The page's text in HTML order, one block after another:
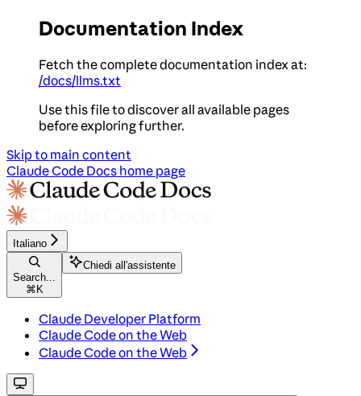
Documentation Index
Fetch the complete documentation index at:
/docs/llms.txt
Use this file to discover all available pages
before exploring further.
Skip to main content
Claude Code Docs home page
Italiano
Search...
⌘ K
Chiedi all'assistente
Claude Developer Platform
Claude Code on the Web
Claude Code on the Web